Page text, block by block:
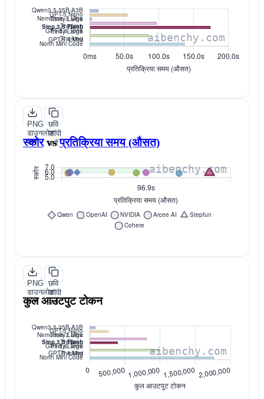
PNG
डाउनलोड
करें
छवि
कॉपी
करें
स्कोर vs प्रतिक्रिया समय (औसत)
PNG
डाउनलोड
करें
छवि
कॉपी
करें
कुल आउटपुट टोकन